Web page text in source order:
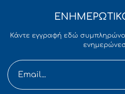
Κάντε εγγραφή εδώ